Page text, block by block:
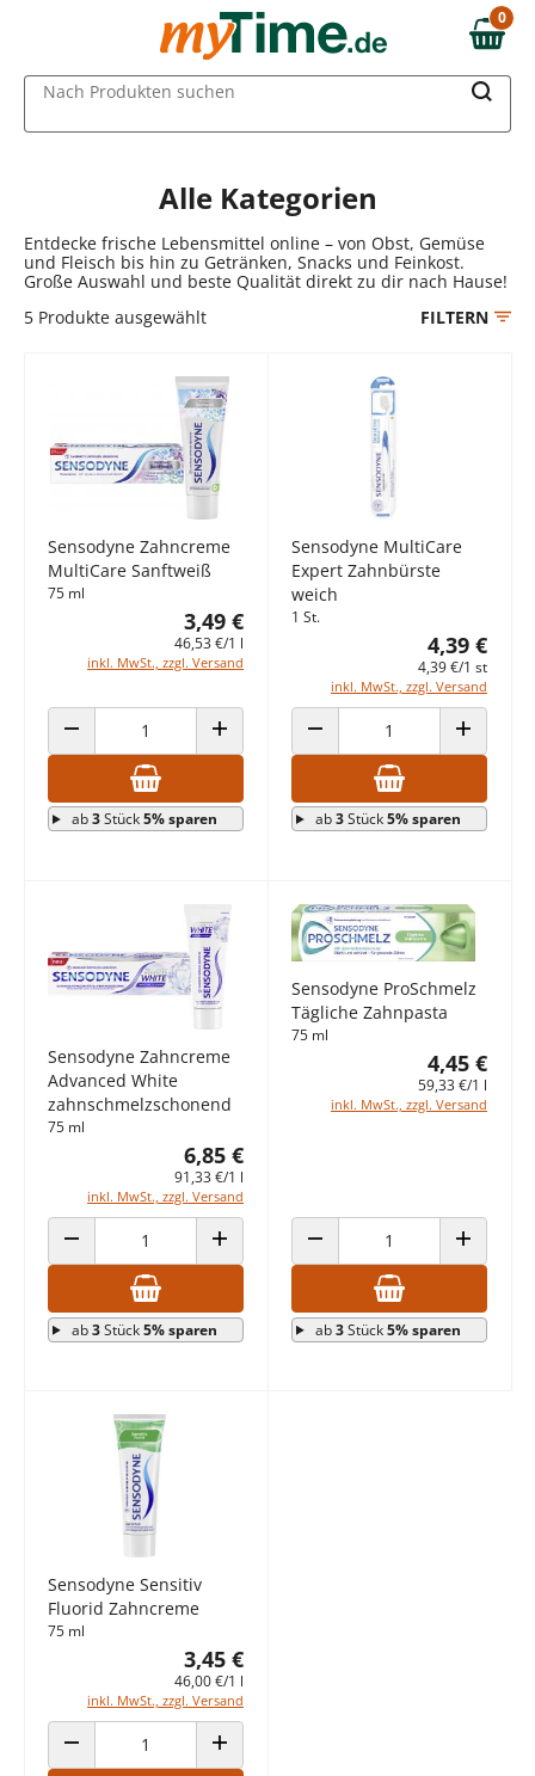
Zum Hauptinhalt springen
Zur Navigation springen
Zur Suche springen
0,00 €
0
Nach Produkten suchen
Alle Kategorien
Entdecke frische Lebensmittel online – von Obst, Gemüse
und Fleisch bis hin zu Getränken, Snacks und Feinkost.
Große Auswahl und beste Qualität direkt zu dir nach Hause!
5 Produkte ausgewählt FILTERN
Sensodyne Zahncreme
MultiCare Sanftweiß
75 ml
3,49 €
46,53 €/1 l
inkl. MwSt., zzgl. Versand
ANZAHL VERRINGERN ANZAHL ERHÖHEN
ab3Stück5% sparen
Sensodyne MultiCare
Expert Zahnbürste
weich
1 St.
4,39 €
4,39 €/1 st
inkl. MwSt., zzgl. Versand
ANZAHL VERRINGERN ANZAHL
ab3Stück5% sparen
Sensodyne Zahncreme
Advanced White
zahnschmelzschonend
75 ml
6,85 €
91,33 €/1 l
inkl. MwSt., zzgl. Versand
ANZAHL VERRINGERN ANZAHL ERHÖHEN
ab3Stück5% sparen
Sensodyne ProSchmelz
Tägliche Zahnpasta
75 ml
4,45 €
59,33 €/1 l
inkl. MwSt., zzgl. Versand
ANZAHL VERRINGERN ANZAHL
ab3Stück5% sparen
Sensodyne Sensitiv
Fluorid Zahncreme
75 ml
3,45 €
46,00 €/1 l
inkl. MwSt., zzgl. Versand
ANZAHL VERRINGERN ANZAHL ERHÖHEN